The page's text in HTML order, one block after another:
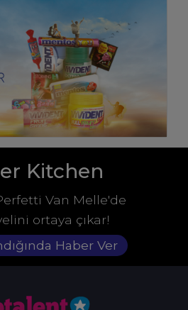
Kitchen
Van Melle'de
ortaya çıkar!
Haber Ver